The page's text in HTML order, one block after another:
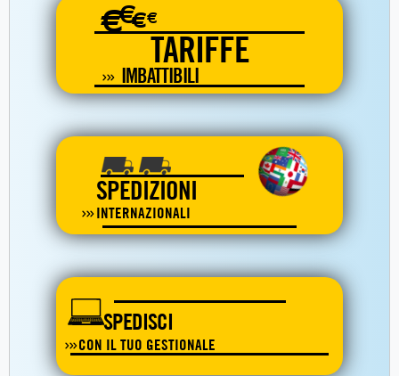
€€€€
TARIFFE
IMBATTIBILI
SPEDIZIONI
INTERNAZIONALI
SPEDISCI
CON IL TUO GESTIONALE